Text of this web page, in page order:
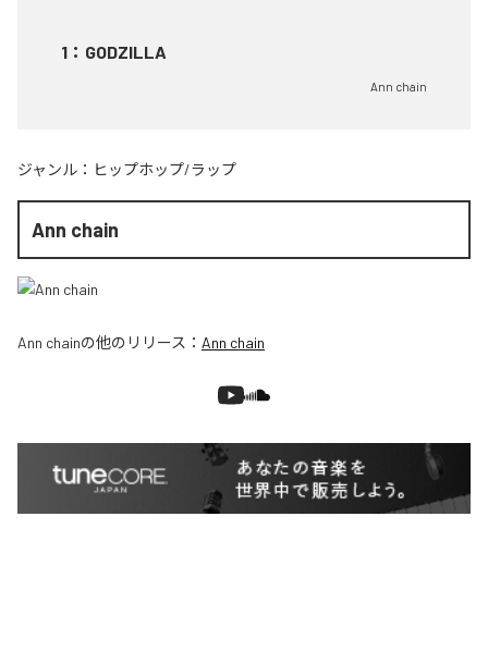
1 ： GODZILLA
Ann chain
ジャンル： ヒップホップ/ラップ
Ann chain
Ann chainの他のリリース： Ann chain